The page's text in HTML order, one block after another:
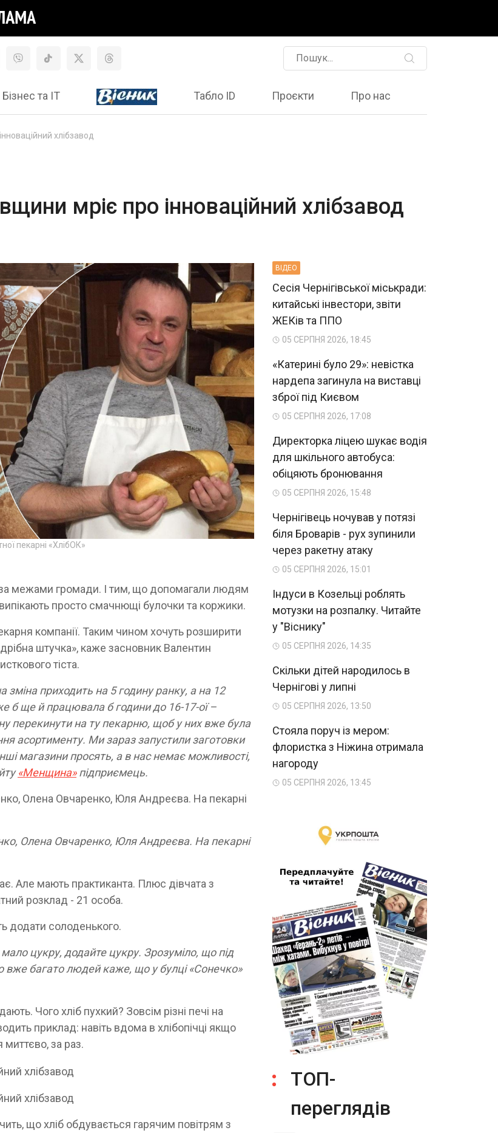
Бізнес та ІТ Табло ID Проєкти Про нас
хлібзавод
мріє про інноваційний хлібзавод
пекарні «ХлібОК»
межами громади. І тим, що допомагали людям
просто смачнющі булочки та коржики.
компанії. Таким чином хочуть розширити
штучка», каже засновник Валентин
тіста.
приходить на 5 годину ранку, а на 12
б ще й працювала б години до 16-17-ої –
перекинути на ту пекарню, щоб у них вже була
асортименту. Ми зараз запустили заготовки
магазини просять, а в нас немає можливості,
«Менщина»підприємець.
Олена Овчаренко, Юля Андреєва. На пекарні
Але мають практиканта. Плюс дівчата з
розклад - 21 особа.
додати солоденького.
цукру, додайте цукру. Зрозуміло, що під
багато людей каже, що у булці «Сонечко»
Чого хліб пухкий? Зовсім різні печі на
приклад: навіть вдома в хлібопічці якщо
миттєво, за раз.
що хліб обдувається гарячим повітрям з
ВIДЕО
Сесія Чернігівської міськради:
китайські інвестори, звіти
ЖЕКів та ППО
05 СЕРПНЯ 2026, 18:45
«Катерині було 29»: невістка
нардепа загинула на виставці
зброї під Києвом
05 СЕРПНЯ 2026, 17:08
Директорка ліцею шукає водія
для шкільного автобуса:
обіцяють бронювання
05 СЕРПНЯ 2026, 15:48
Чернігівець ночував у потязі
біля Броварів - рух зупинили
через ракетну атаку
05 СЕРПНЯ 2026, 15:01
Індуси в Козельці роблять
мотузки на розпалку. Читайте
у "Віснику"
05 СЕРПНЯ 2026, 14:35
Скільки дітей народилось в
Чернігові у липні
05 СЕРПНЯ 2026, 13:50
Стояла поруч із мером:
флористка з Ніжина отримала
нагороду
05 СЕРПНЯ 2026, 13:45
ТОП-
переглядів